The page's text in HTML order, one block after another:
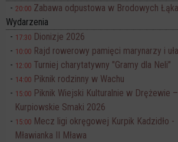
20:00 Zabawa odpustowa w Brodowych
Wydarzenia
17:30 Dionizje 2026
10:00 Rajd rowerowy pamięci marynarzy i
12:00 Turniej charytatywny "Gramy dla Neli"
14:00 Piknik rodzinny w Wachu
15:00 Piknik Wiejski Kulturalnie w Drężewie –
Kurpiowskie Smaki 2026
15:00 Mecz ligi okręgowej Kurpik Kadzidło -
Mławianka II Mława